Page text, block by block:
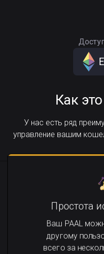
Как
У нас есть ряд
управление вашим
Простота
Ваш PAAL
другому
всего за